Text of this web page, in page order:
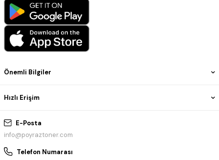
E-Posta
info@poyraztoner.com
Telefon Numarası
Önemli Bilgiler
Hızlı Erişim